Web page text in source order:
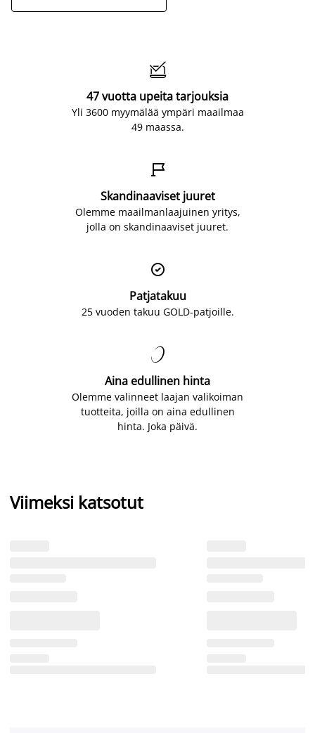

47 vuotta upeita tarjouksia
Yli 3600 myymälää ympäri maailmaa
49 maassa.

Skandinaaviset juuret
Olemme maailmanlaajuinen yritys,
jolla on skandinaaviset juuret.

Patjatakuu
25 vuoden takuu GOLD-patjoille.

Aina edullinen hinta
Olemme valinneet laajan valikoiman
tuotteita, joilla on aina edullinen
hinta. Joka päivä.
Viimeksi katsotut